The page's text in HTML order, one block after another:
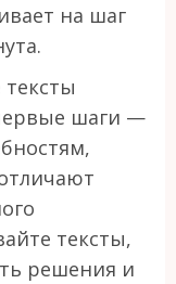
на шаг
шаги —
тексты,
решения и